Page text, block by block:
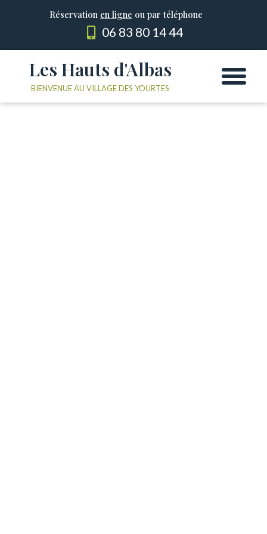
Réservation en ligne ou par téléphone
06 83 80 14 44
Les Hauts d'Albas
BIENVENUE AU VILLAGE DES YOURTES